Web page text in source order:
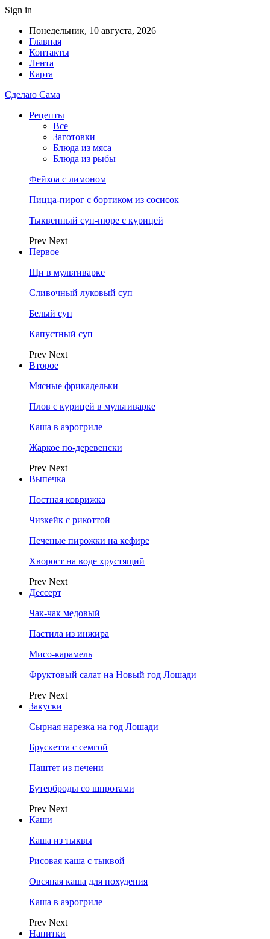
Sign in
Понедельник, 10 августа, 2026
Главная
Контакты
Лента
Карта
Сделаю Сама
Рецепты
Все
Заготовки
Блюда из мяса
Блюда из рыбы
Фейхоа с лимоном
Пицца-пирог с бортиком из сосисок
Тыквенный суп-пюре с курицей
Prev Next
Первое
Щи в мультиварке
Сливочный луковый суп
Белый суп
Капустный суп
Prev Next
Второе
Мясные фрикадельки
Плов с курицей в мультиварке
Каша в аэрогриле
Жаркое по-деревенски
Prev Next
Выпечка
Постная коврижка
Чизкейк с рикоттой
Печеные пирожки на кефире
Хворост на воде хрустящий
Prev Next
Дессерт
Чак-чак медовый
Пастила из инжира
Мисо-карамель
Фруктовый салат на Новый год Лошади
Prev Next
Закуски
Сырная нарезка на год Лошади
Брускетта с семгой
Паштет из печени
Бутерброды со шпротами
Prev Next
Каши
Каша из тыквы
Рисовая каша с тыквой
Овсяная каша для похудения
Каша в аэрогриле
Prev Next
Напитки